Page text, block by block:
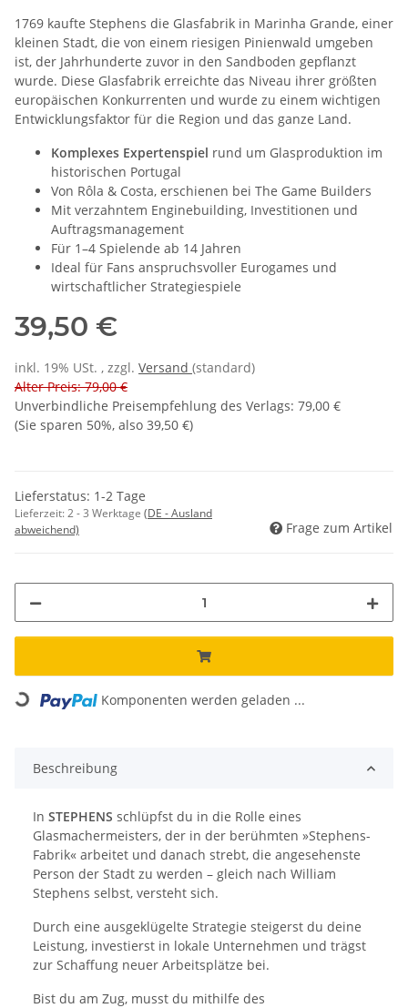
1769 kaufte Stephens die Glasfabrik in Marinha Grande, einer
kleinen Stadt, die von einem riesigen Pinienwald umgeben
ist, der Jahrhunderte zuvor in den Sandboden gepflanzt
wurde. Diese Glasfabrik erreichte das Niveau ihrer größten
europäischen Konkurrenten und wurde zu einem wichtigen
Entwicklungsfaktor für die Region und das ganze Land.
Komplexes Expertenspiel rund um Glasproduktion im
historischen Portugal
Von Rôla & Costa, erschienen bei The Game Builders
Mit verzahntem Enginebuilding, Investitionen und
Auftragsmanagement
Für 1–4 Spielende ab 14 Jahren
Ideal für Fans anspruchsvoller Eurogames und
wirtschaftlicher Strategiespiele
39,50 €
inkl. 19% USt. , zzgl. Versand (standard)
Alter Preis: 79,00 €
Unverbindliche Preisempfehlung des Verlags: 79,00 €
(Sie sparen 50%, also 39,50 €)
Lieferstatus: 1-2 Tage
Lieferzeit:2 - 3 Werktage (DE - Ausland
abweichend)
Frage zum Artikel
Loading... Komponenten werden geladen ...
Beschreibung
In STEPHENS schlüpfst du in die Rolle eines
Glasmachermeisters, der in der berühmten »Stephens-
Fabrik« arbeitet und danach strebt, die angesehenste
Person der Stadt zu werden – gleich nach William
Stephens selbst, versteht sich.
Durch eine ausgeklügelte Strategie steigerst du deine
Leistung, investierst in lokale Unternehmen und trägst
zur Schaffung neuer Arbeitsplätze bei.
Bist du am Zug, musst du mithilfe des